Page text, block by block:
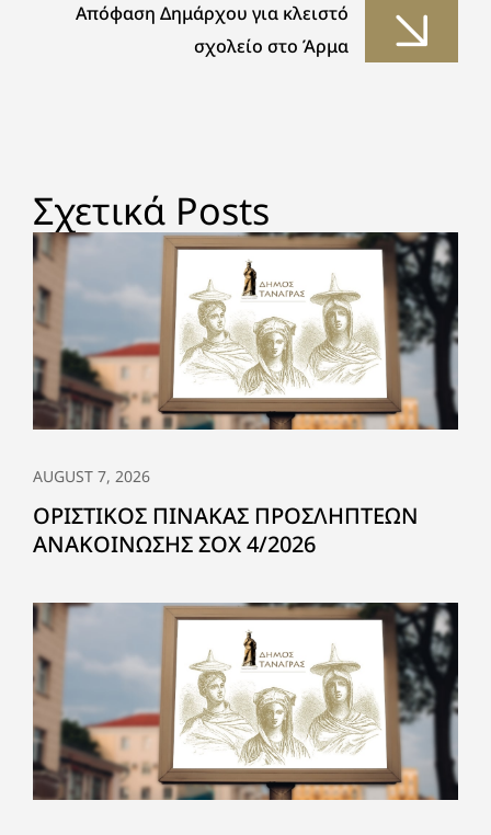
Απόφαση Δημάρχου για κλειστό
σχολείο στo Άρμα
Σχετικά Posts
AUGUST 7, 2026
ΟΡΙΣΤΙΚΟΣ ΠΙΝΑΚΑΣ ΠΡΟΣΛΗΠΤΕΩΝ
ΑΝΑΚΟΙΝΩΣΗΣ ΣΟΧ 4/2026